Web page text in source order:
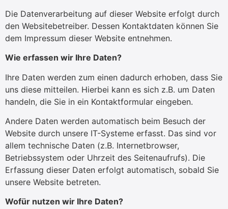
Die Datenverarbeitung auf dieser Website erfolgt durch
den Websitebetreiber. Dessen Kontaktdaten können Sie
dem Impressum dieser Website entnehmen.
Wie erfassen wir Ihre Daten?
Ihre Daten werden zum einen dadurch erhoben, dass Sie
uns diese mitteilen. Hierbei kann es sich z.B. um Daten
handeln, die Sie in ein Kontaktformular eingeben.
Andere Daten werden automatisch beim Besuch der
Website durch unsere IT-Systeme erfasst. Das sind vor
allem technische Daten (z.B. Internetbrowser,
Betriebssystem oder Uhrzeit des Seitenaufrufs). Die
Erfassung dieser Daten erfolgt automatisch, sobald Sie
unsere Website betreten.
Wofür nutzen wir Ihre Daten?